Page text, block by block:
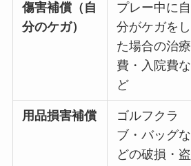
傷害補償（自
分のケガ）
プレー中に自
分がケガをし
た場合の治療
費・入院費な
ど
用品損害補償
ゴルフクラ
ブ・バッグな
どの破損・盗